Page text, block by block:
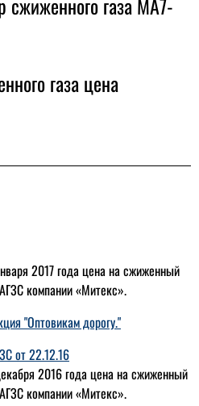
2017 года цена на сжиженный
компании «Митекс».
"Оптовикам дорогу."
от 22.12.16
2016 года цена на сжиженный
компании «Митекс».